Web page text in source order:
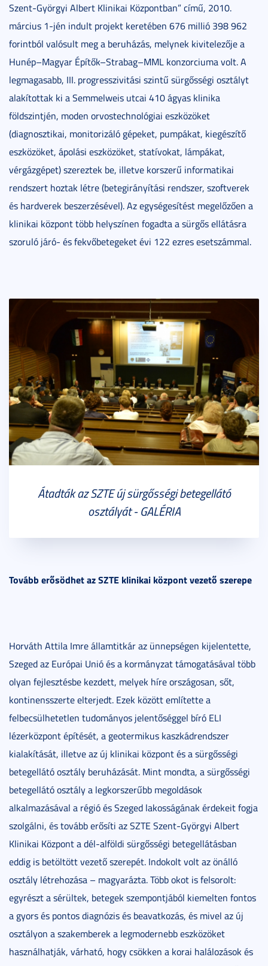
Szent-Györgyi Albert Klinikai Központban” című, 2010.
március 1-jén indult projekt keretében 676 millió 398 962
forintból valósult meg a beruházás, melynek kivitelezője a
Hunép–Magyar Építők–Strabag–MML konzorciuma volt. A
legmagasabb, III. progresszivitási szintű sürgősségi osztályt
alakítottak ki a Semmelweis utcai 410 ágyas klinika
földszintjén, moden orvostechnológiai eszközöket
(diagnosztikai, monitorizáló gépeket, pumpákat, kiegészítő
eszközöket, ápolási eszközöket, statívokat, lámpákat,
vérgázgépet) szereztek be, illetve korszerű informatikai
rendszert hoztak létre (betegirányítási rendszer, szoftverek
és hardverek beszerzésével). Az egységesítést megelőzően a
klinikai központ több helyszínen fogadta a sürgős ellátásra
szoruló járó- és fekvőbetegeket évi 122 ezres esetszámmal.
Átadták az SZTE új sürgősségi betegellátó
osztályát - GALÉRIA
Tovább erősödhet az SZTE klinikai központ vezető szerepe
Horváth Attila Imre államtitkár az ünnepségen kijelentette,
Szeged az Európai Unió és a kormányzat támogatásával több
olyan fejlesztésbe kezdett, melyek híre országosan, sőt,
kontinensszerte elterjedt. Ezek között említette a
felbecsülhetetlen tudományos jelentőséggel bíró ELI
lézerközpont építését, a geotermikus kaszkádrendszer
kialakítását, illetve az új klinikai központ és a sürgősségi
betegellátó osztály beruházását. Mint mondta, a sürgősségi
betegellátó osztály a legkorszerűbb megoldások
alkalmazásával a régió és Szeged lakosságának érdekeit fogja
szolgálni, és tovább erősíti az SZTE Szent-Györgyi Albert
Klinikai Központ a dél-alföldi sürgősségi betegellátásban
eddig is betöltött vezető szerepét. Indokolt volt az önálló
osztály létrehozása – magyarázta. Több okot is felsorolt:
egyrészt a sérültek, betegek szempontjából kiemelten fontos
a gyors és pontos diagnózis és beavatkozás, és mivel az új
osztályon a szakemberek a legmodernebb eszközöket
használhatják, várható, hogy csökken a korai halálozások és